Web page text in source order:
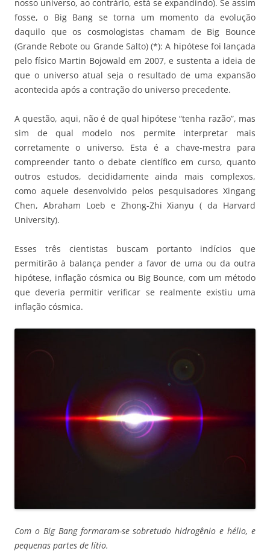
nosso universo, ao contrário, está se expandindo). Se assim
fosse, o Big Bang se torna um momento da evolução
daquilo que os cosmologistas chamam de Big Bounce
(Grande Rebote ou Grande Salto) (*): A hipótese foi lançada
pelo físico Martin Bojowald em 2007, e sustenta a ideia de
que o universo atual seja o resultado de uma expansão
acontecida após a contração do universo precedente.
A questão, aqui, não é de qual hipótese “tenha razão”, mas
sim de qual modelo nos permite interpretar mais
corretamente o universo. Esta é a chave-mestra para
compreender tanto o debate científico em curso, quanto
outros estudos, decididamente ainda mais complexos,
como aquele desenvolvido pelos pesquisadores Xingang
Chen, Abraham Loeb e Zhong-Zhi Xianyu ( da Harvard
University).
Esses três cientistas buscam portanto indícios que
permitirão à balança pender a favor de uma ou da outra
hipótese, inflação cósmica ou Big Bounce, com um método
que deveria permitir verificar se realmente existiu uma
inflação cósmica.
Com o Big Bang formaram-se sobretudo hidrogênio e hélio, e
pequenas partes de lítio.